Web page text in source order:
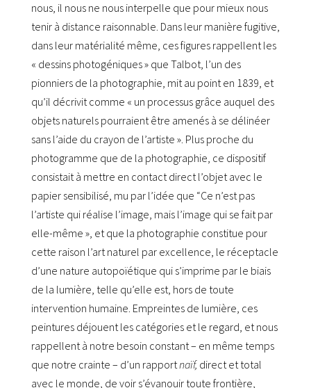
nous, il nous ne nous interpelle que pour mieux nous
tenir à distance raisonnable. Dans leur manière fugitive,
dans leur matérialité même, ces figures rappellent les
« dessins photogéniques » que Talbot, l’un des
pionniers de la photographie, mit au point en 1839, et
qu’il décrivit comme « un processus grâce auquel des
objets naturels pourraient être amenés à se délinéer
sans l’aide du crayon de l’artiste ». Plus proche du
photogramme que de la photographie, ce dispositif
consistait à mettre en contact direct l’objet avec le
papier sensibilisé, mu par l’idée que “Ce n’est pas
l’artiste qui réalise l’image, mais l’image qui se fait par
elle-même », et que la photographie constitue pour
cette raison l’art naturel par excellence, le réceptacle
d’une nature autopoïétique qui s’imprime par le biais
de la lumière, telle qu’elle est, hors de toute
intervention humaine. Empreintes de lumière, ces
peintures déjouent les catégories et le regard, et nous
rappellent à notre besoin constant – en même temps
que notre crainte – d’un rapport naïf, direct et total
avec le monde, de voir s’évanouir toute frontière,